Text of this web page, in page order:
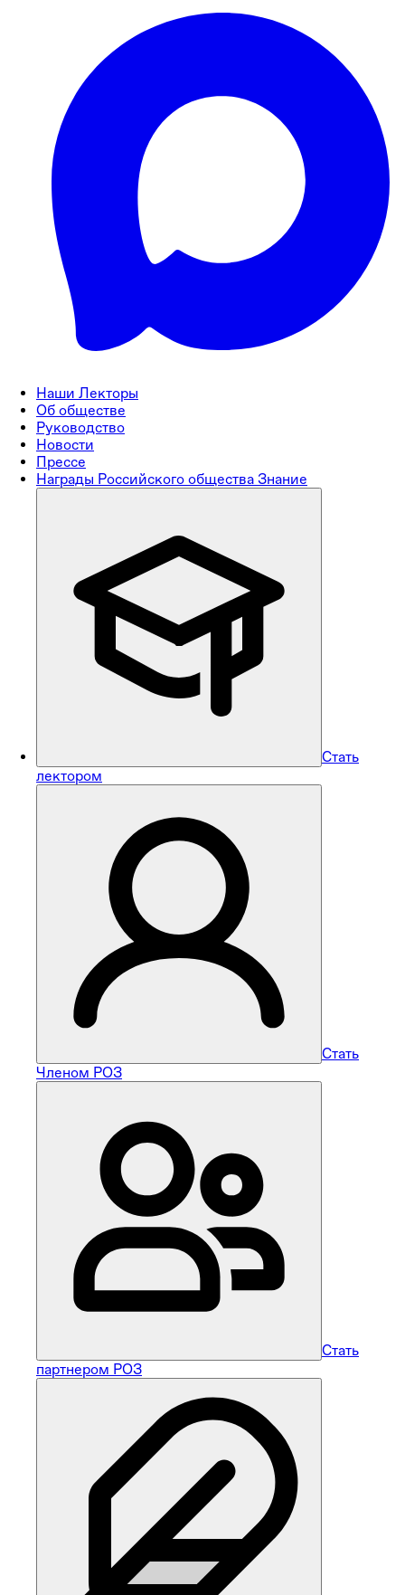
Наши Лекторы
Об обществе
Руководство
Новости
Прессе
Награды Российского общества Знание
Стать
лектором
Стать
Членом РОЗ
Стать
партнером РОЗ